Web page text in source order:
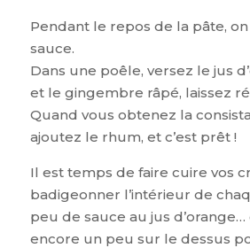
Pendant le repos de la pâte,
sauce.
Dans une poêle, versez le jus
et le gingembre râpé, laissez
Quand vous obtenez la
ajoutez le rhum, et c’est prêt !
Il est temps de faire cuire vos
badigeonner l’intérieur de
peu de sauce au jus d’orange…
encore un peu sur le dessus